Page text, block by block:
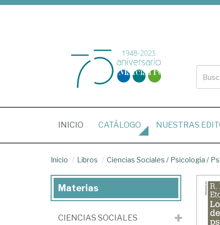
INICIO (CURRENT)
CATÁLOGO NUESTRAS
Inicio Libros Ciencias Sociales / Psicología /
Materias
CIENCIAS SOCIALES